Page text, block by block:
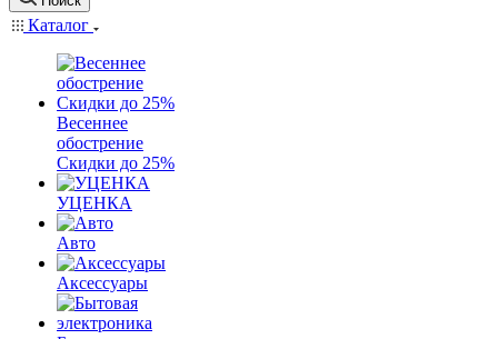
Каталог
Весеннее
обострение
Скидки до 25%
УЦЕНКА
Авто
Аксессуары